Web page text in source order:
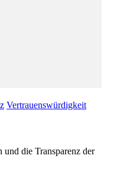
Vertrauenswürdigkeit
die Transparenz der